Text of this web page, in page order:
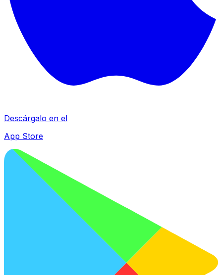
Descárgalo en el
App Store